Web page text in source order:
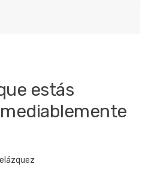
estás